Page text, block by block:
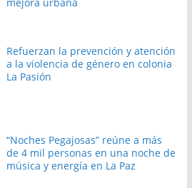
Refuerzan la prevención y atención
a la violencia de género en colonia
La Pasión
“Noches Pegajosas” reúne a más
de 4 mil personas en una noche de
música y energía en La Paz